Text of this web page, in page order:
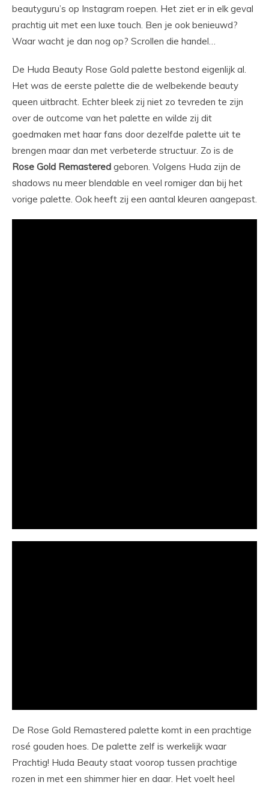
beautyguru’s op Instagram roepen. Het ziet er in elk geval
prachtig uit met een luxe touch. Ben je ook benieuwd?
Waar wacht je dan nog op? Scrollen die handel…
De Huda Beauty Rose Gold palette bestond eigenlijk al.
Het was de eerste palette die de welbekende beauty
queen uitbracht. Echter bleek zij niet zo tevreden te zijn
over de outcome van het palette en wilde zij dit
goedmaken met haar fans door dezelfde palette uit te
brengen maar dan met verbeterde structuur. Zo is de
Rose Gold Remastered geboren. Volgens Huda zijn de
shadows nu meer blendable en veel romiger dan bij het
vorige palette. Ook heeft zij een aantal kleuren aangepast.
De Rose Gold Remastered palette komt in een prachtige
rosé gouden hoes. De palette zelf is werkelijk waar
Prachtig! Huda Beauty staat voorop tussen prachtige
rozen in met een shimmer hier en daar. Het voelt heel